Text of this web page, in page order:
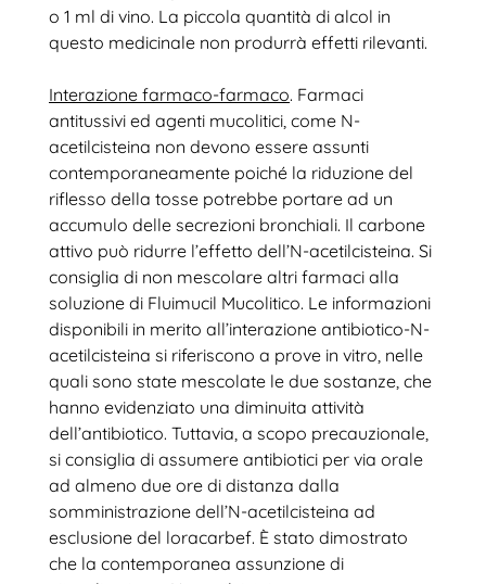
o 1 ml di vino. La piccola quantità di alcol in
questo medicinale non produrrà effetti rilevanti.
Interazione farmaco-farmaco. Farmaci
antitussivi ed agenti mucolitici, come N-
acetilcisteina non devono essere assunti
contemporaneamente poiché la riduzione del
riflesso della tosse potrebbe portare ad un
accumulo delle secrezioni bronchiali. Il carbone
attivo può ridurre l’effetto dell’N-acetilcisteina. Si
consiglia di non mescolare altri farmaci alla
soluzione di Fluimucil Mucolitico. Le informazioni
disponibili in merito all’interazione antibiotico-N-
acetilcisteina si riferiscono a prove in vitro, nelle
quali sono state mescolate le due sostanze, che
hanno evidenziato una diminuita attività
dell’antibiotico. Tuttavia, a scopo precauzionale,
si consiglia di assumere antibiotici per via orale
ad almeno due ore di distanza dalla
somministrazione dell’N-acetilcisteina ad
esclusione del loracarbef. È stato dimostrato
che la contemporanea assunzione di